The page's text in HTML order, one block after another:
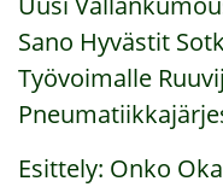
Sano Hyvästit
Työvoimalle
Esittely: Onko